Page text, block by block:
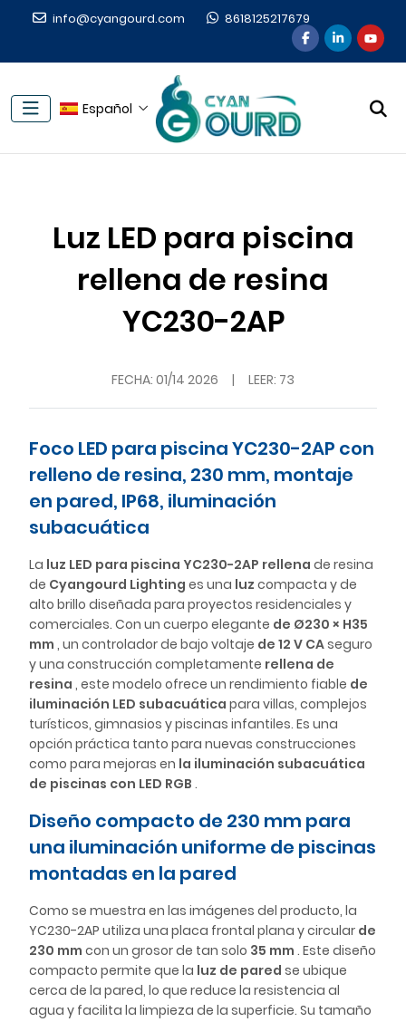
info@cyangourd.com 8618125217679
Español
Luz LED para piscina
rellena de resina
YC230-2AP
FECHA: 01/14 2026 | LEER: 73
Foco LED para piscina YC230-2AP con
relleno de resina, 230 mm, montaje
en pared, IP68, iluminación
subacuática
La luz LED para piscina YC230-2AP rellena de resina
de Cyangourd Lighting es una luz compacta y de
alto brillo diseñada para proyectos residenciales y
comerciales. Con un cuerpo elegante de Ø230 × H35
mm , un controlador de bajo voltaje de 12 V CAseguro
y una construcción completamente rellena de
resina , este modelo ofrece un rendimiento fiable de
iluminación LED subacuática para villas, complejos
turísticos, gimnasios y piscinas infantiles. Es una
opción práctica tanto para nuevas construcciones
como para mejoras en la iluminación subacuática
de piscinas con LED RGB .
Diseño compacto de 230 mm para
una iluminación uniforme de piscinas
montadas en la pared
Como se muestra en las imágenes del producto, la
YC230-2AP utiliza una placa frontal plana y circular de
230 mm con un grosor de tan solo 35 mm . Este diseño
compacto permite que la luz de pared se ubique
cerca de la pared, lo que reduce la resistencia al
agua y facilita la limpieza de la superficie. Su tamaño